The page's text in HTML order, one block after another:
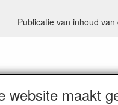
Publicatie van inhoud
website maakt